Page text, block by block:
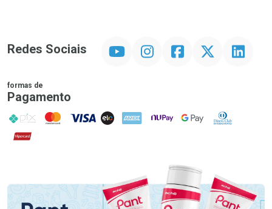
Redes Sociais InstagramFacebookTwitter Linkedin
formas de
Pagamento
PIX MasterCard
VISA ELO AMEX NuPay Google PayDiners Club
Hipercard
Promoção em Destaque